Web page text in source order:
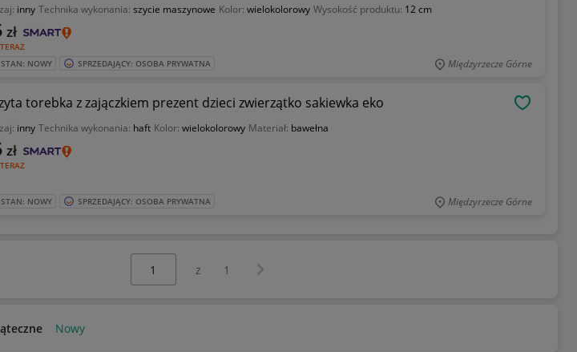
inny Technika wykonania: szycie maszynowe Kolor: wielokolorowy Wysokość produktu: 12 cm
zł
STAN: NOWY SPRZEDAJĄCY: OSOBA PRYWATNA Międzyrzecze Górne
torebka z zajączkiem prezent dzieci zwierzątko sakiewka eko
inny Technika wykonania: haft Kolor: wielokolorowy Materiał: bawełna
zł
STAN: NOWY SPRZEDAJĄCY: OSOBA PRYWATNA Międzyrzecze Górne
z 1 Następna strona
Nowy